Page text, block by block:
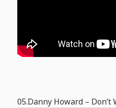
05.Danny Howard – Don’t